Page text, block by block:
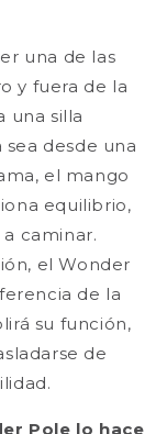
una de las
y fuera de la
una silla
desde una
el mango
equilibrio,
caminar.
el Wonder
de la
su función,
de
Pole lo hace